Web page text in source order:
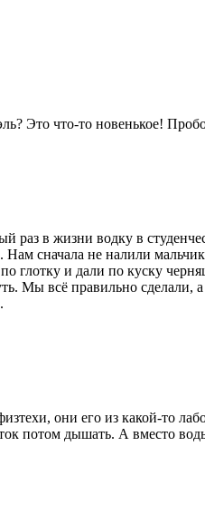
Это что-то новенькое!
раз в жизни водку в
Нам сначала не налили
глотку и дали по куску
Мы всё правильно
они его из какой-то
потом дышать. А вместо